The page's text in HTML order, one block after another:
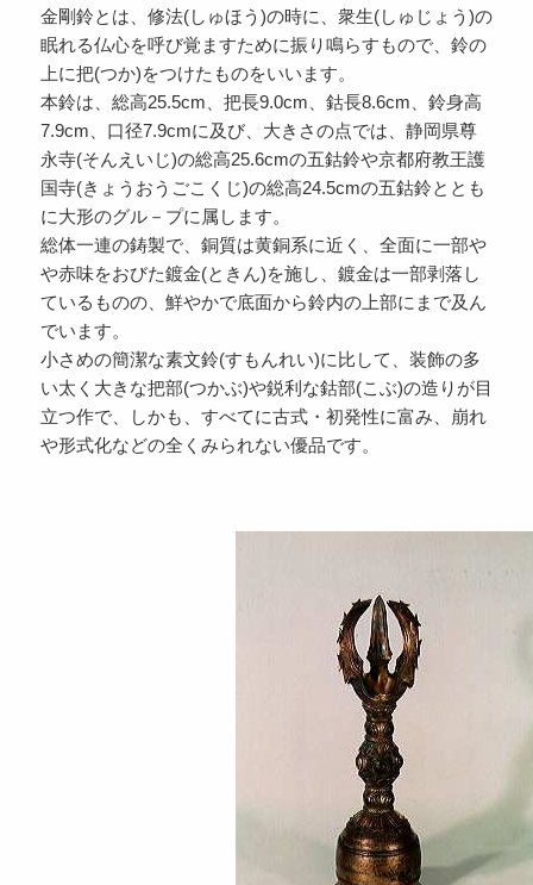
金剛鈴とは、修法(しゅほう)の時に、衆生(しゅじょう)の
眠れる仏心を呼び覚ますために振り鳴らすもので、鈴の
上に把(つか)をつけたものをいいます。
本鈴は、総高25.5cm、把長9.0cm、鈷長8.6cm、鈴身高
7.9cm、口径7.9cmに及び、大きさの点では、静岡県尊
永寺(そんえいじ)の総高25.6cmの五鈷鈴や京都府教王護
国寺(きょうおうごこくじ)の総高24.5cmの五鈷鈴ととも
に大形のグル－プに属します。
総体一連の鋳製で、銅質は黄銅系に近く、全面に一部や
や赤味をおびた鍍金(ときん)を施し、鍍金は一部剥落し
ているものの、鮮やかで底面から鈴内の上部にまで及ん
でいます。
小さめの簡潔な素文鈴(すもんれい)に比して、装飾の多
い太く大きな把部(つかぶ)や鋭利な鈷部(こぶ)の造りが目
立つ作で、しかも、すべてに古式・初発性に富み、崩れ
や形式化などの全くみられない優品です。